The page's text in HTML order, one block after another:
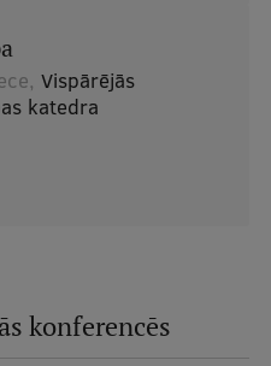
Vispārējās
katedra
konferencēs